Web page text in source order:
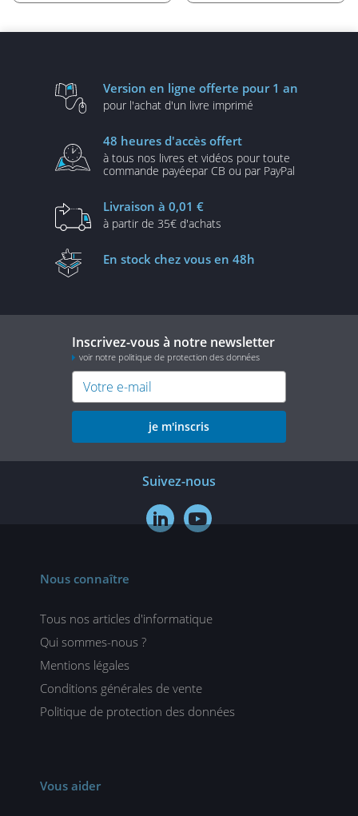
Version en ligne offerte pour 1 an
pour l'achat d'un livre imprimé
48 heures d'accès offert
à tous nos livres et vidéos pour toute
commande payéepar CB ou par PayPal
Livraison à 0,01 €
à partir de 35€ d'achats
En stock chez vous en 48h
Inscrivez-vous à notre newsletter
voir notre politique de protection des données
je m'inscris
Suivez-nous
 
Nous connaître
Tous nos articles d'informatique
Qui sommes-nous ?
Mentions légales
Conditions générales de vente
Politique de protection des données
Vous aider